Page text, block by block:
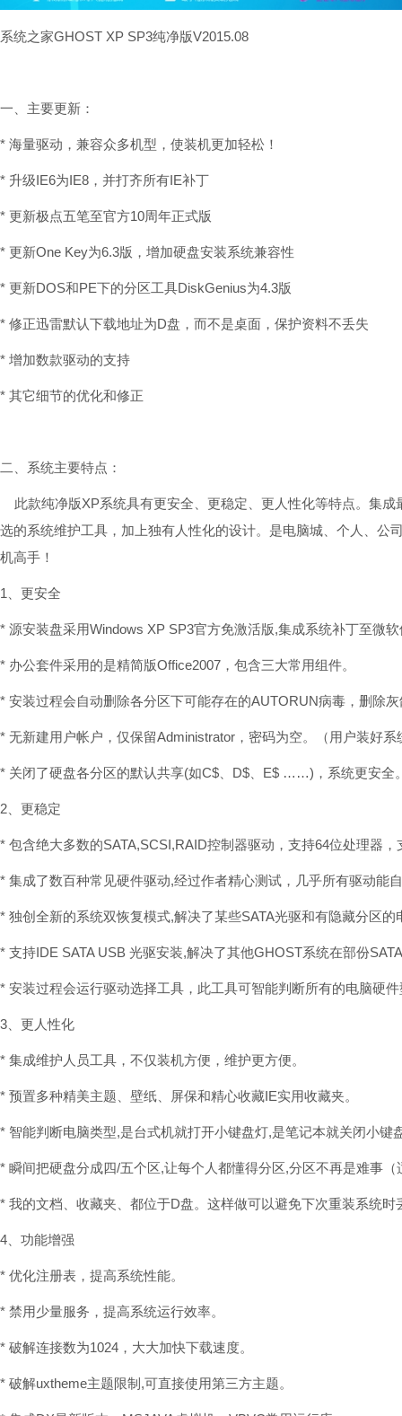
系统之家GHOST XP SP3纯净版V2015.08
一、主要更新：
* 海量驱动，兼容众多机型，使装机更加轻松！
* 升级IE6为IE8，并打齐所有IE补丁
* 更新极点五笔至官方10周年正式版
* 更新One Key为6.3版，增加硬盘安装系统兼容性
* 更新DOS和PE下的分区工具DiskGenius为4.3版
* 修正迅雷默认下载地址为D盘，而不是桌面，保护资料不丢失
* 增加数款驱动的支持
* 其它细节的优化和修正
二、系统主要特点：
此款纯净版XP系统具有更安全、更稳定、更人性化等特点。集
选的系统维护工具，加上独有人性化的设计。是电脑城、个人、公
机高手！
1、更安全
* 源安装盘采用Windows XP SP3官方免激活版,集成系统补丁至微
* 办公套件采用的是精简版Office2007，包含三大常用组件。
* 安装过程会自动删除各分区下可能存在的AUTORUN病毒，删除
* 无新建用户帐户，仅保留Administrator，密码为空。（用户装好
* 关闭了硬盘各分区的默认共享(如C$、D$、E$ ……)，系统更安全
2、更稳定
* 包含绝大多数的SATA,SCSI,RAID控制器驱动，支持64位处理器
* 集成了数百种常见硬件驱动,经过作者精心测试，几乎所有驱动能
* 独创全新的系统双恢复模式,解决了某些SATA光驱和有隐藏分区
* 支持IDE SATA USB 光驱安装,解决了其他GHOST系统在部份
* 安装过程会运行驱动选择工具，此工具可智能判断所有的电脑硬
3、更人性化
* 集成维护人员工具，不仅装机方便，维护更方便。
* 预置多种精美主题、壁纸、屏保和精心收藏IE实用收藏夹。
* 智能判断电脑类型,是台式机就打开小键盘灯,是笔记本就关闭小键
* 瞬间把硬盘分成四/五个区,让每个人都懂得分区,分区不再是难事（
* 我的文档、收藏夹、都位于D盘。这样做可以避免下次重装系统时
4、功能增强
* 优化注册表，提高系统性能。
* 禁用少量服务，提高系统运行效率。
* 破解连接数为1024，大大加快下载速度。
* 破解uxtheme主题限制,可直接使用第三方主题。